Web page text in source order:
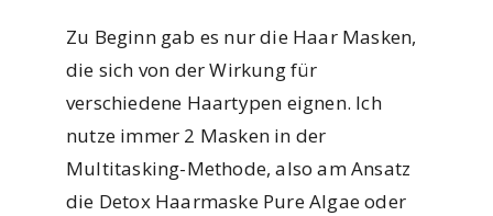
Zu Beginn gab es nur die Haar Masken,
die sich von der Wirkung für
verschiedene Haartypen eignen. Ich
nutze immer 2 Masken in der
Multitasking-Methode, also am Ansatz
die Detox Haarmaske Pure Algae oder